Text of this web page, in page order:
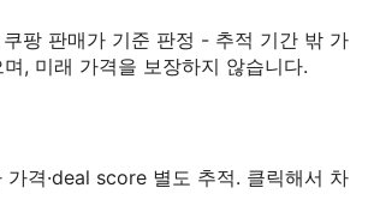
팡 판매가 기준 판정 - 추적 기간 밖 가
, 미래 가격을 보장하지 않습니다.
가격·deal score 별도 추적. 클릭해서 차